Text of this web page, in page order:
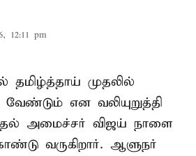
12:11 pm
தமிழ்த்தாய் முதலில்
என வலியுறுத்தி
அமைச்சர் விஜய் நாளை
வருகிறார். ஆளுநர்